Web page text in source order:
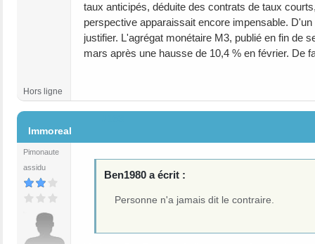
taux anticipés, déduite des contrats de taux
perspective apparaissait encore impensable.
justifier. L'agrégat monétaire M3, publié en fin de
mars après une hausse de 10,4 % en février. De
Hors ligne
Immoreal
Pimonaute
assidu
Ben1980 a écrit :
Personne n'a jamais dit le contraire.